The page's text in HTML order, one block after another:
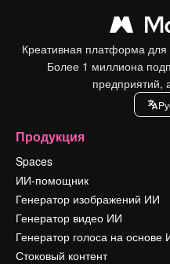
Креативная платформа
Более 1 миллиона
предприятий,
Продукция
Spaces
ИИ-помощник
Генератор изображений ИИ
Генератор видео ИИ
Генератор голоса на основе
Стоковый контент